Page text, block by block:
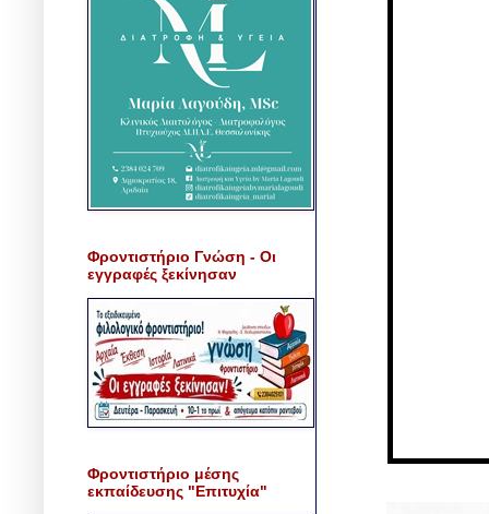
Φροντιστήριο Γνώση - Οι
εγγραφές ξεκίνησαν
Φροντιστήριο μέσης
εκπαίδευσης "Επιτυχία"